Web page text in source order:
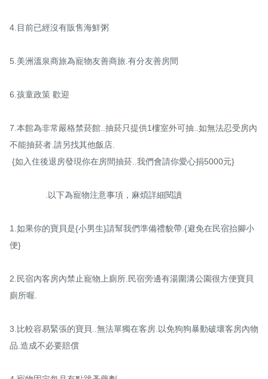
4.目前已經沒有販售海鮮粥
5.美洲溫泉商旅為寵物友善商旅.有分友善房間
6.孩童政策 歡迎
7.本館為非常嚴格禁菸館..抽菸只提供1樓室外可抽..如無法忍受房內
不能抽菸者.請另找其他飯店.
1.如果你的寶貝是{小男生}請幫我們準備禮貌帶.{避免在民宿抬腳小
便}
2.民宿內客房內禁止寵物上廁所.民宿旁邊有湯圍溝公園很方便寶貝
廁所喔.
3.比較容易緊張的寶貝..無法單獨在客房.以免狗狗暴動破壞客房內物
品.造成不必要賠償